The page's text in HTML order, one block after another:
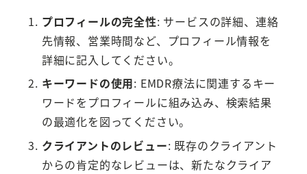
プロフィールの完全性: サービスの詳細、連絡
先情報、営業時間など、プロフィール情報を
詳細に記入してください。
キーワードの使用: EMDR療法に関連するキー
ワードをプロフィールに組み込み、検索結果
の最適化を図ってください。
クライアントのレビュー: 既存のクライアント
からの肯定的なレビューは、新たなクライア